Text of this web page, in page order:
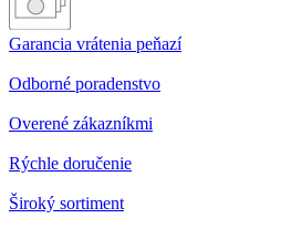
Garancia vrátenia peňazí
Odborné poradenstvo
Overené zákazníkmi
Rýchle doručenie
Široký sortiment